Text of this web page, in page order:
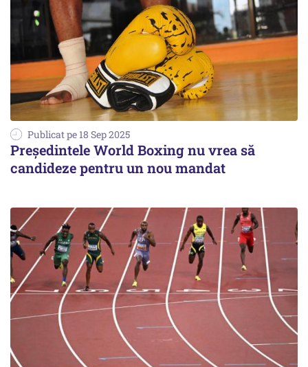
Publicat pe 18 Sep 2025
Preşedintele World Boxing nu vrea să
candideze pentru un nou mandat